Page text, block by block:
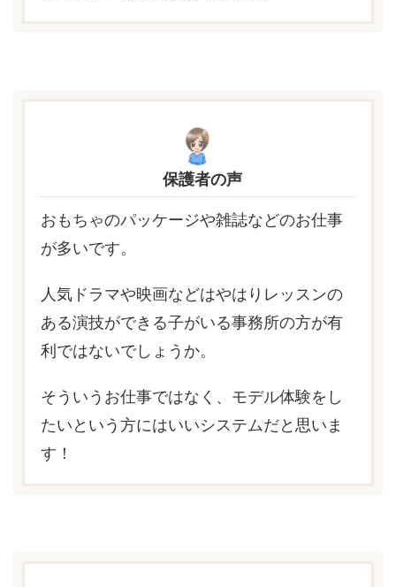
保護者の声
おもちゃのパッケージや雑誌などのお仕事
が多いです。
人気ドラマや映画などはやはりレッスンの
ある演技ができる子がいる事務所の方が有
利ではないでしょうか。
そういうお仕事ではなく、モデル体験をし
たいという方にはいいシステムだと思いま
す！